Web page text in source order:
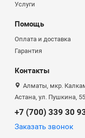
Услуги
Помощь
Оплата и доставка
Гарантия
Контакты
Алматы, мкр.
Астана, ул. Пушкина,
+7 (700) 339 30
Заказать звонок